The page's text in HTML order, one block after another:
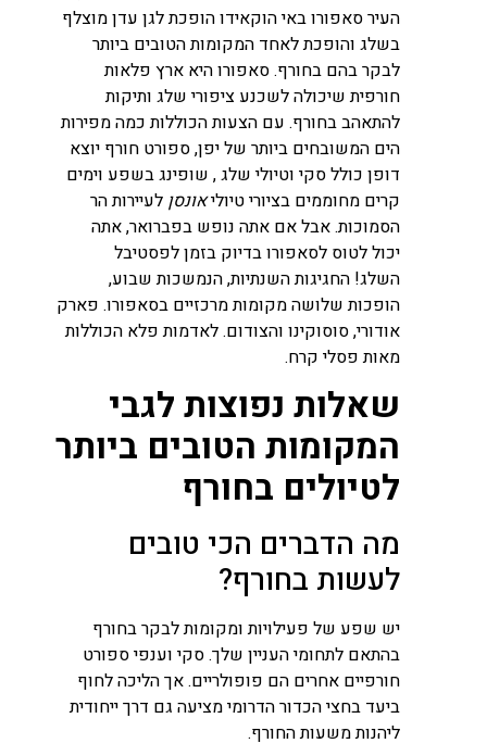
העיר סאפורו באי הוקאידו הופכת לגן עדן מוצלף
בשלג והופכת לאחד המקומות הטובים ביותר
לבקר בהם בחורף. סאפורו היא ארץ פלאות
חורפית שיכולה לשכנע ציפורי שלג ותיקות
להתאהב בחורף. עם הצעות הכוללות כמה מפירות
הים המשובחים ביותר של יפן, ספורט חורף יוצא
דופן כולל סקי וטיולי שלג , שופינג בשפע וימים
קרים מחוממים בציורי טיוליאונסן לעיירות הר
הסמוכות. אבל אם אתה נופש בפברואר, אתה
יכול לטוס לסאפורו בדיוק בזמן לפסטיבל
השלג! החגיגות השנתיות, הנמשכות שבוע,
הופכות שלושה מקומות מרכזיים בסאפורו. פארק
אודורי, סוסוקינו והצודום. לאדמות פלא הכוללות
מאות פסלי קרח.
שאלות נפוצות לגבי
המקומות הטובים ביותר
לטיולים בחורף
מה הדברים הכי טובים
לעשות בחורף?
יש שפע של פעילויות ומקומות לבקר בחורף
בהתאם לתחומי העניין שלך. סקי וענפי ספורט
חורפיים אחרים הם פופולריים. אך הליכה לחוף
ביעד בחצי הכדור הדרומי מציעה גם דרך ייחודית
ליהנות משעות החורף.